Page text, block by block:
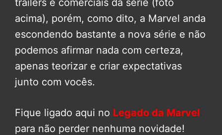
acima), porém, como dito, a Marvel anda
escondendo bastante a nova série e não
podemos afirmar nada com certeza,
apenas teorizar e criar expectativas
junto com vocês.
Fique ligado aqui no Legado da Marvel
para não perder nenhuma novidade!